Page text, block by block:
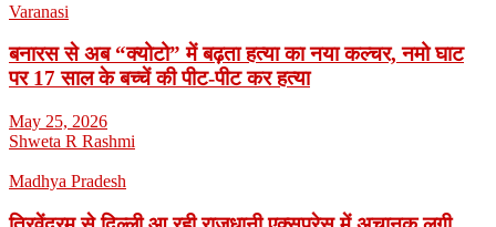
Varanasi
बनारस से अब “क्योटो” में बढ़ता हत्या का नया कल्चर, नमो घाट
पर 17 साल के बच्चें की पीट-पीट कर हत्या
May 25, 2026
Shweta R Rashmi
Madhya Pradesh